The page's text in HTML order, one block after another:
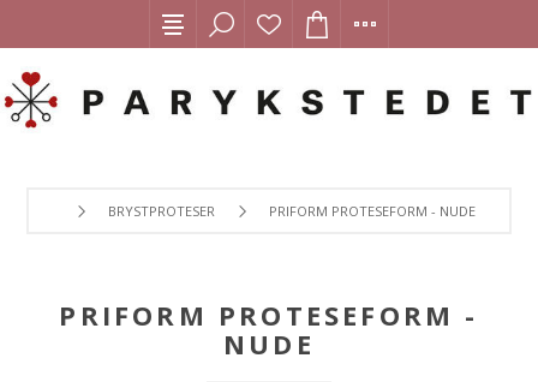
BRYSTPROTESER PRIFORM PROTESEFORM - NUDE
PRIFORM PROTESEFORM -
NUDE